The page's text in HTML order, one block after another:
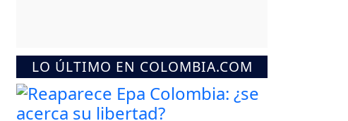
LO ÚLTIMO EN COLOMBIA.COM